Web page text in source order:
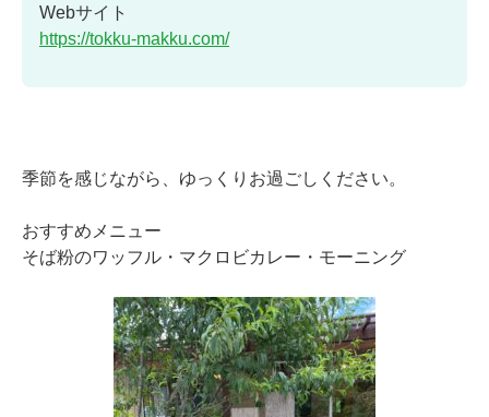
Webサイト
https://tokku-makku.com/
季節を感じながら、ゆっくりお過ごしください。
おすすめメニュー
そば粉のワッフル・マクロビカレー・モーニング